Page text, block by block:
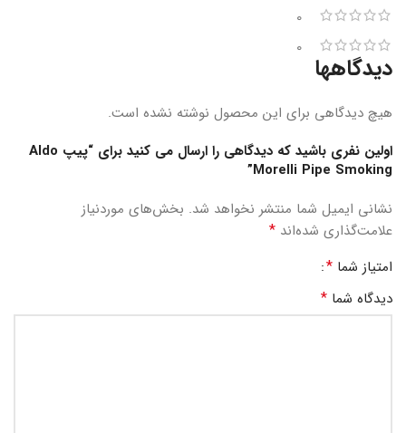
0
0
دیدگاهها
هیچ دیدگاهی برای این محصول نوشته نشده است.
اولین نفری باشید که دیدگاهی را ارسال می کنید برای “پیپ Aldo
Morelli Pipe Smoking”
نشانی ایمیل شما منتشر نخواهد شد. بخش‌های موردنیاز
علامت‌گذاری شده‌اند *
امتیاز شما *
دیدگاه شما *